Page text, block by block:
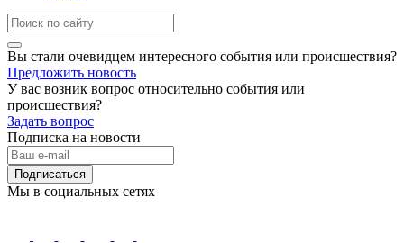
Вы стали очевидцем интересного события или происшествия?
Предложить новость
У вас возник вопрос относительно события или
происшествия?
Задать вопрос
Подписка на новости
Подписаться
Мы в социальных сетях